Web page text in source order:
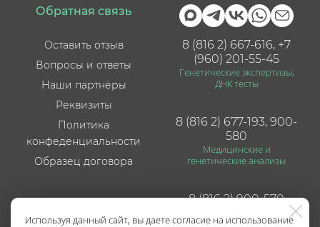
Используя данный сайт, вы даете согласие на использование
Обратная связь
Оставить отзыв
Вопросы и ответы
Наши партнёры
Реквизиты
Политика
конфеденциальности
Образец договора
8 (816 2) 667-616, +7
(960) 201-55-45
Генетические экспертизы,
ДНК тесты
8 (816 2) 677-193, 900-
580
Медицинские и
генетические анализы
8 (816 2) 900-570